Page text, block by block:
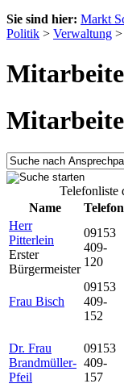
Sie sind hier: Markt
Politik > Verwaltung >
Telefonliste
Name
Telefon
Herr
Pitterlein
Erster
Bürgermeister
09153
409-
120
Frau Bisch
09153
409-
152
Dr. Frau
Brandmüller-
Pfeil
09153
409-
157